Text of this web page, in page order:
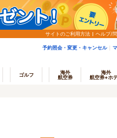
サイトのご利用方法 ヘルプ/
予約照会・変更・キャンセル
ゴルフ
海外
航空券
海外
航空券+ホ